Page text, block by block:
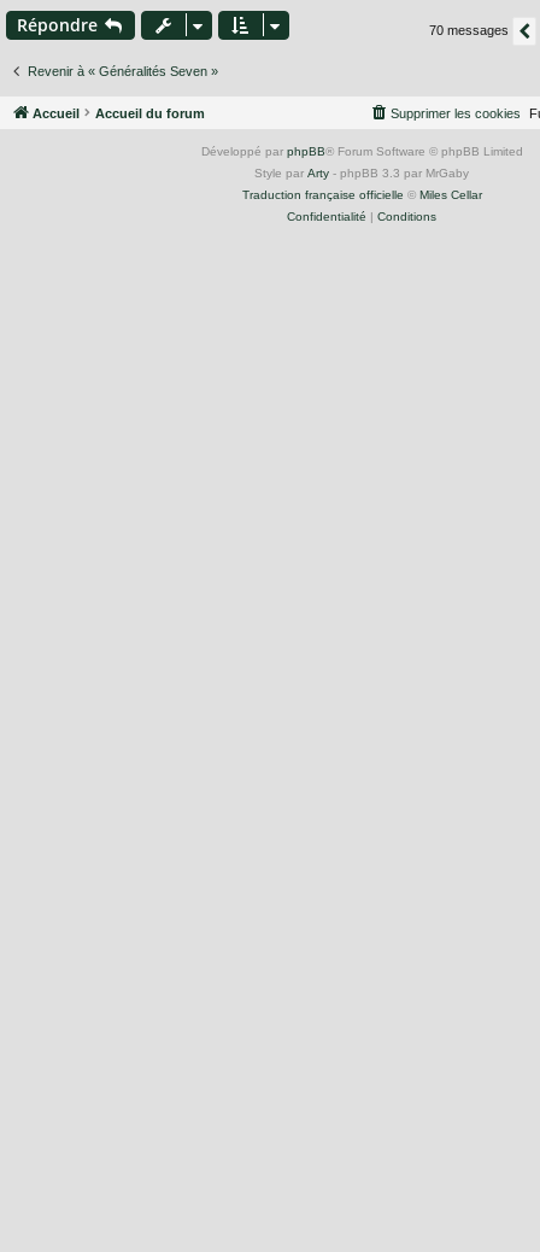
Répondre 70 messages
Revenir à « Généralités Seven »
Accueil Accueil du forum Supprimer les cookies
Développé par phpBB® Forum Software © phpBB Limited
Style par Arty - phpBB 3.3 par MrGaby
Traduction française officielle © Miles Cellar
Confidentialité | Conditions